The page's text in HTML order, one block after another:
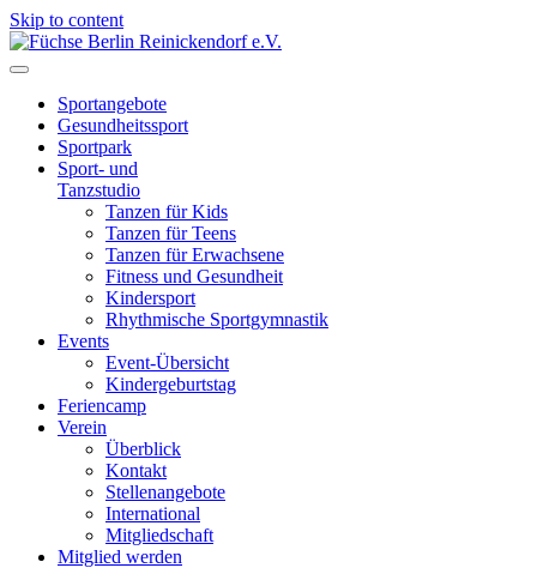
Skip to content
Sportangebote
Gesundheitssport
Sportpark
Sport- und
Tanzstudio
Tanzen für Kids
Tanzen für Teens
Tanzen für Erwachsene
Fitness und Gesundheit
Kindersport
Rhythmische Sportgymnastik
Events
Event-Übersicht
Kindergeburtstag
Feriencamp
Verein
Überblick
Kontakt
Stellenangebote
International
Mitgliedschaft
Mitglied werden